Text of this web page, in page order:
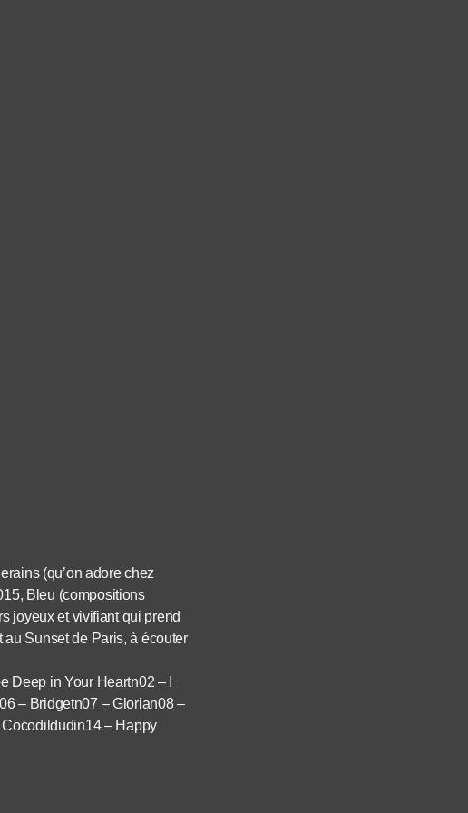
(qu’on adore chez
Bleu (compositions
joyeux et vivifiant qui prend
Sunset de Paris, à écouter
Deep in Your Heartn02 – I
– Bridgetn07 – Glorian08 –
– Happy